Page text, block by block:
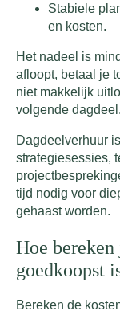
Stabiele
en kosten.
Het nadeel is
afloopt, betaal je
niet makkelijk
volgende dagdeel.
Dagdeelverhuur
strategiesessies,
tijd nodig voor
gehaast worden.
Hoe
goedkoopst
Bereken de